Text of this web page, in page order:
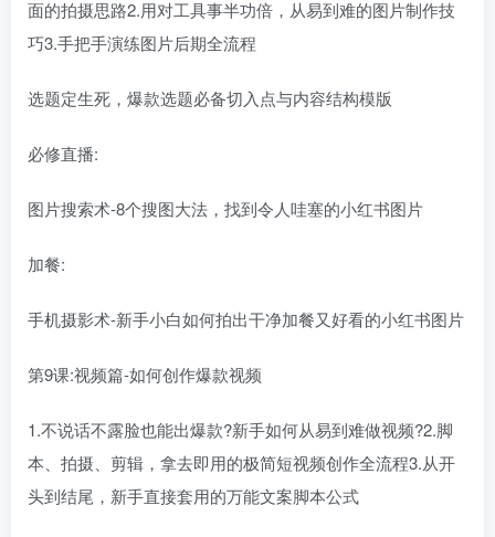
面的拍摄思路2.用对工具事半功倍，从易到难的图片制作技
巧3.手把手演练图片后期全流程
选题定生死，爆款选题必备切入点与内容结构模版
必修直播:
图片搜索术-8个搜图大法，找到令人哇塞的小红书图片
加餐:
手机摄影术-新手小白如何拍出干净加餐又好看的小红书图片
第9课:视频篇-如何创作爆款视频
1.不说话不露脸也能出爆款?新手如何从易到难做视频?2.脚
本、拍摄、剪辑，拿去即用的极简短视频创作全流程3.从开
头到结尾，新手直接套用的万能文案脚本公式